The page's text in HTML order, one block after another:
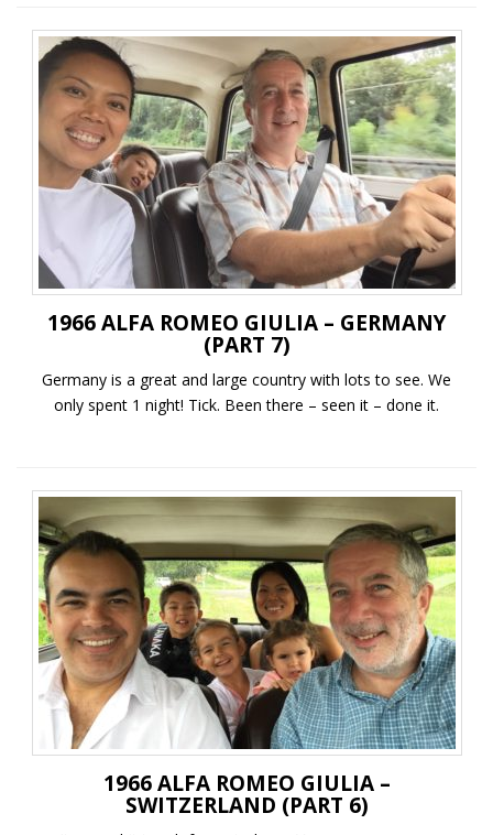
1966 ALFA ROMEO GIULIA – GERMANY
(PART 7)
Germany is a great and large country with lots to see. We
only spent 1 night! Tick. Been there – seen it – done it.
1966 ALFA ROMEO GIULIA –
SWITZERLAND (PART 6)